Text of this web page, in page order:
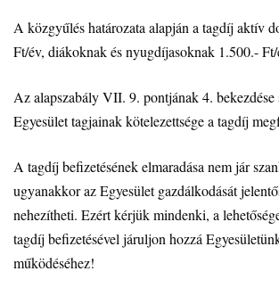
A közgyűlés határozata alapján a tagdíj aktív
Ft/év, diákoknak és nyugdíjasoknak 1.500.-
Az alapszabály VII. 9. pontjának 4.
Egyesület tagjainak kötelezettsége a tagdíj
A tagdíj befizetésének elmaradása nem jár
ugyanakkor az Egyesület gazdálkodását
nehezítheti. Ezért kérjük mindenki, a
tagdíj befizetésével járuljon hozzá
működéséhez!